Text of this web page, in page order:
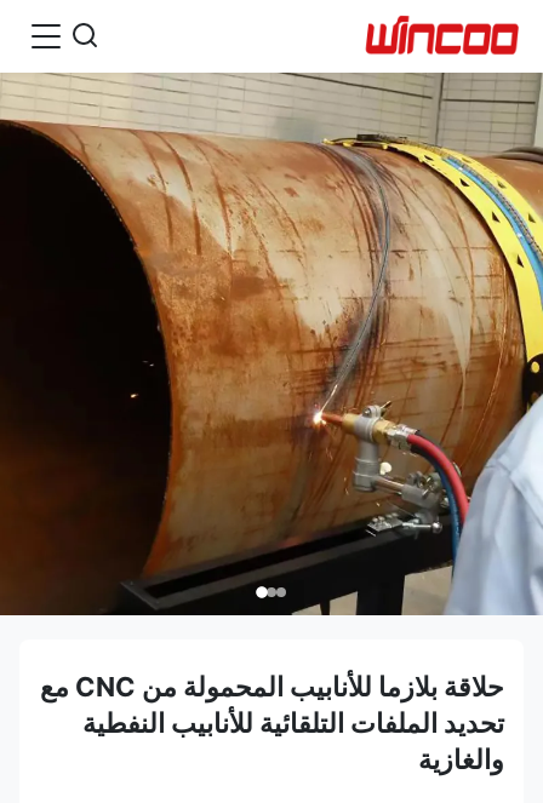
حلاقة بلازما للأنابيب المحمولة من CNC مع
تحديد الملفات التلقائية للأنابيب النفطية
والغازية